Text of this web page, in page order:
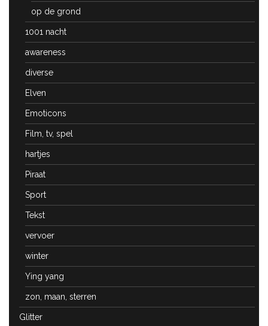
op de grond
1001 nacht
awareness
diverse
Elven
Emoticons
Film, tv, spel
hartjes
Piraat
Sport
Tekst
vervoer
winter
Ying yang
zon, maan, sterren
Glitter